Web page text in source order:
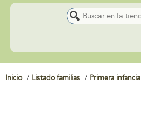
Inicio Listado familias Primera infancia